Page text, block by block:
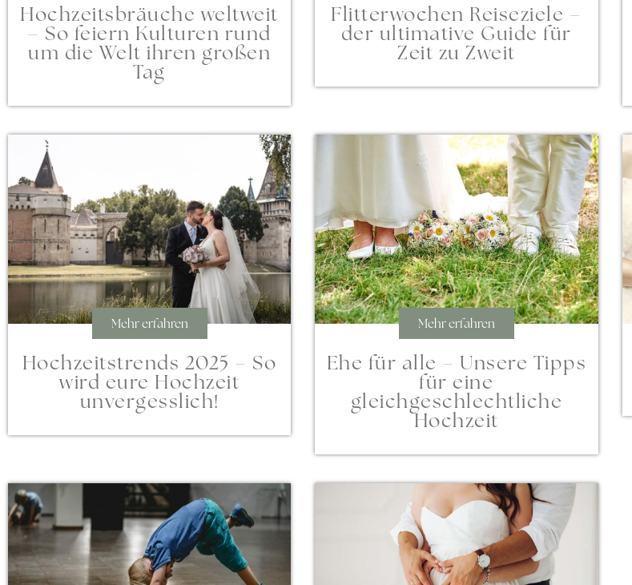
Hochzeitsbräuche weltweit
– So feiern Kulturen rund
um die Welt ihren großen
Tag
Flitterwochen Reiseziele –
der ultimative Guide für
Zeit zu Zweit
Mehr erfahren
Hochzeitstrends 2025 – So
wird eure Hochzeit
unvergesslich!
Mehr erfahren
Ehe für alle – Unsere Tipps
für eine
gleichgeschlechtliche
Hochzeit